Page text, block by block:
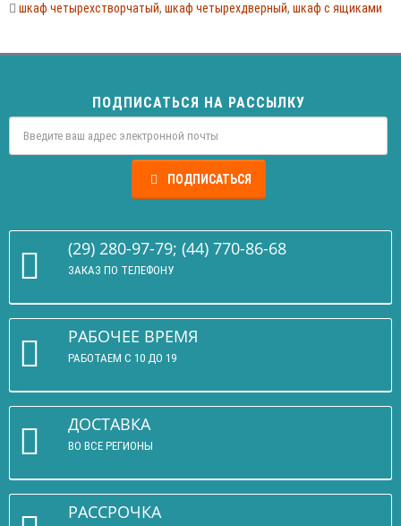
шкаф четырехстворчатый, шкаф четырехдверный, шкаф с ящиками
ПОДПИСАТЬСЯ НА РАССЫЛКУ
ПОДПИСАТЬСЯ
(29) 280-97-79; (44) 770-86-68
ЗАКАЗ ПО ТЕЛЕФОНУ
РАБОЧЕЕ ВРЕМЯ
РАБОТАЕМ С 10 ДО 19
ДОСТАВКА
ВО ВСЕ РЕГИОНЫ
РАССРОЧКА